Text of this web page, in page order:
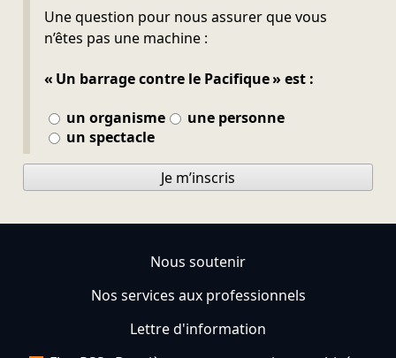
Une question pour nous assurer que vous
n’êtes pas une machine :
« Un barrage contre le Pacifique » est :
un organisme
une personne
un spectacle
Ne pas remplir
Je m’inscris
Nous soutenir
Nos services aux professionnels
Lettre d'information